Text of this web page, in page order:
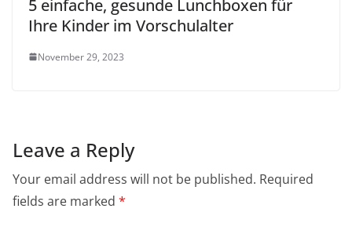
5 einfache, gesunde Lunchboxen für
Ihre Kinder im Vorschulalter
November 29, 2023
Leave a Reply
Your email address will not be published. Required
fields are marked *